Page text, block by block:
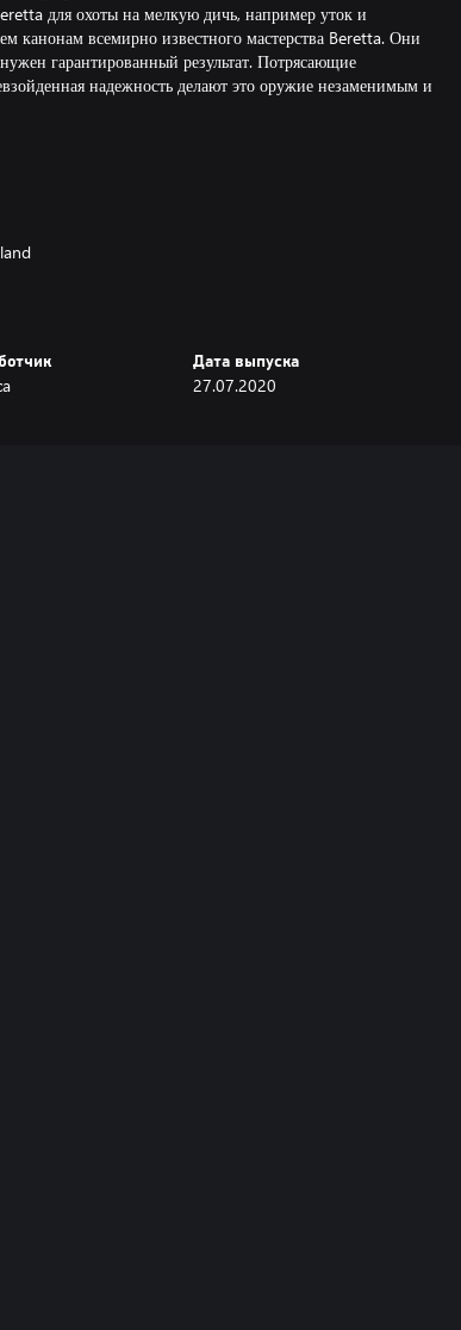
для охоты на мелкую дичь, например уток и
канонам всемирно известного мастерства Beretta. Они
гарантированный результат. Потрясающие
надежность делают это оружие незаменимым и
Дата выпуска
27.07.2020